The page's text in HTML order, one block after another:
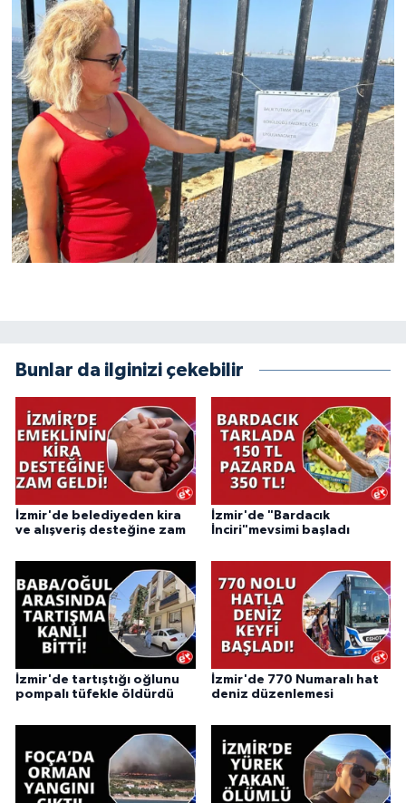
Bunlar da ilginizi çekebilir
İzmir'de belediyeden kira
ve alışveriş desteğine zam
İzmir'de "Bardacık
İnciri"mevsimi başladı
İzmir'de tartıştığı oğlunu
pompalı tüfekle öldürdü
İzmir'de 770 Numaralı hat
deniz düzenlemesi